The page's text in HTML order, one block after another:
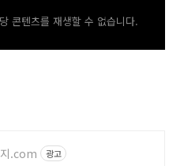
콘텐츠를 재생할 수 없습니다.
.com 광고